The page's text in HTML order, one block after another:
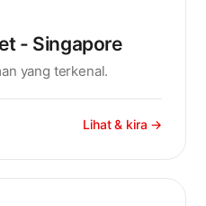
- Singapore
yang terkenal.
Lihat & kira →